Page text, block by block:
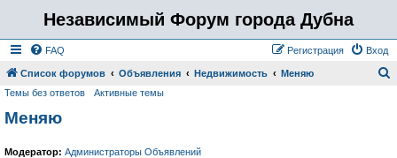
Независимый Форум города Дубна
FAQ Вход
Регистрация
Список форумов Объявления Недвижимость Меняю
Темы без ответов Активные темы
Меняю
Модератор: Администраторы Объявлений